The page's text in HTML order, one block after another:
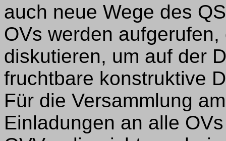
auch neue Wege des
OVs werden
diskutieren, um auf der
fruchtbare konstruktive
Für die Versammlung
Einladungen an alle